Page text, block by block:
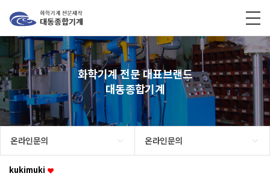
화학기계 전문 대표브랜드
대동종합기계
온라인문의 온라인문의
kukimuki